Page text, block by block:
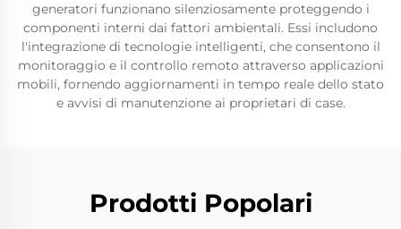
generatori funzionano silenziosamente proteggendo i
componenti interni dai fattori ambientali. Essi includono
l'integrazione di tecnologie intelligenti, che consentono il
monitoraggio e il controllo remoto attraverso applicazioni
mobili, fornendo aggiornamenti in tempo reale dello stato
e avvisi di manutenzione ai proprietari di case.
Prodotti Popolari